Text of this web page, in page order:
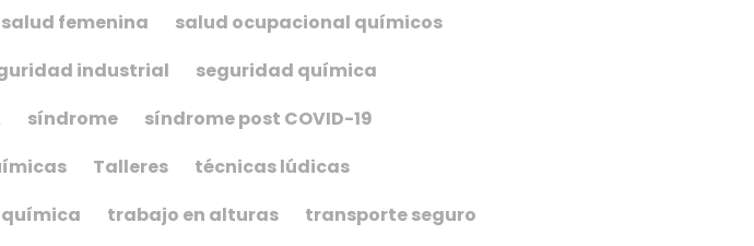
salud femenina
salud ocupacional químicos
industrial
seguridad química
síndrome
síndrome post COVID-19
Talleres
técnicas lúdicas
trabajo en alturas
transporte seguro